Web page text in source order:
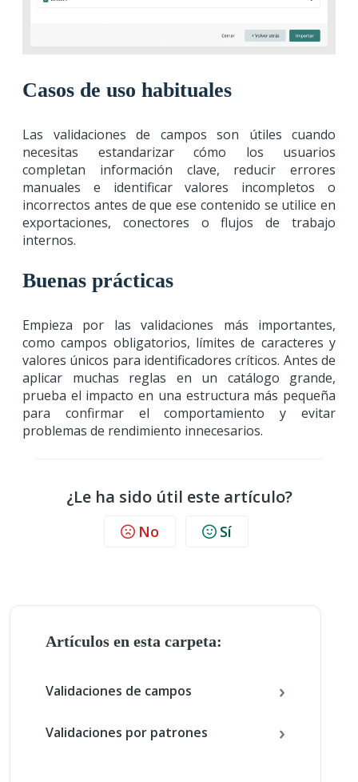
Casos de uso habituales
Las validaciones de campos son útiles cuando
necesitas estandarizar cómo los usuarios
completan información clave, reducir errores
manuales e identificar valores incompletos o
incorrectos antes de que ese contenido se utilice en
exportaciones, conectores o flujos de trabajo
internos.
Buenas prácticas
Empieza por las validaciones más importantes,
como campos obligatorios, límites de caracteres y
valores únicos para identificadores críticos. Antes de
aplicar muchas reglas en un catálogo grande,
prueba el impacto en una estructura más pequeña
para confirmar el comportamiento y evitar
problemas de rendimiento innecesarios.
¿Le ha sido útil este artículo?
No Sí
Artículos en esta carpeta:
Validaciones de campos
Validaciones por patrones